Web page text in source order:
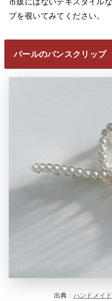
プを覗いてみてください。
パールのバンスクリップ
出典 : ハンドメイ